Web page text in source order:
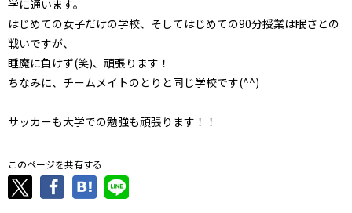
学に通います。
はじめての女子だけの学校、そしてはじめての90分授業は眠さとの
戦いですが、
睡魔に負けず(笑)、頑張ります！
ちなみに、チームメイトのとりと同じ学校です(^^)
サッカーも大学での勉強も頑張ります！！
このページを共有する